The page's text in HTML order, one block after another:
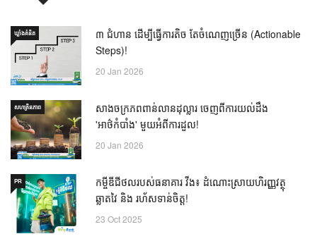
ឃ្លាំង​គំនិត
៣ ជំហាន ដើម្បីធ្វើការតិច តែចំណេញច្រើន (Actionable
Steps)!
20 Jan 2026
សហគ្រិនភាព
សាងចក្រភពពាន់លានដុល្លារ ចេញពីការយល់ដឹង
'អាថ៌កំបាំង' មួយអំពីការដួល!
20 Jan 2026
PR
កម្ចីឌីជីថលរបស់ធនាគារ វីង៖ ដំណោះស្រាយហិរញ្ញវត្ថុ
ឆ្លាតវៃ និង រហ័សទាន់ចិត្ត!
23 Oct 2025